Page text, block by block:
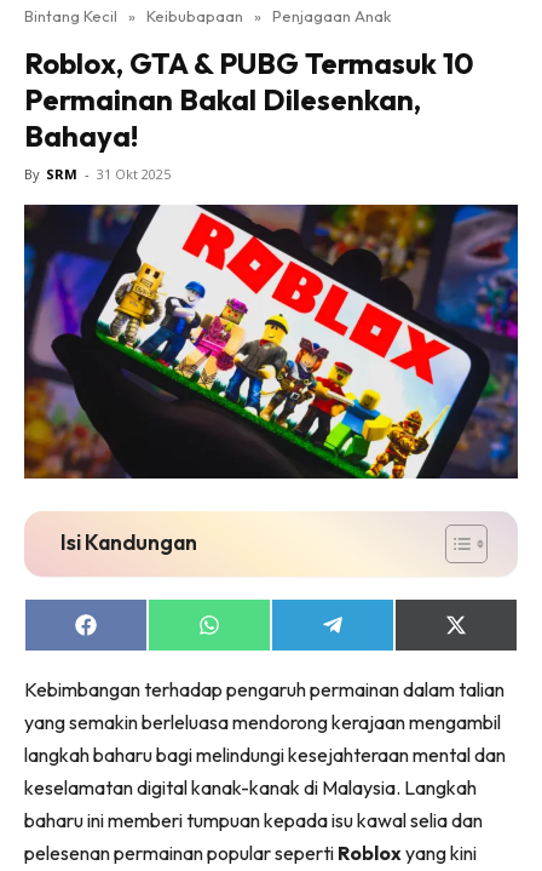
Bintang Kecil » Keibubapaan » Penjagaan Anak
Roblox, GTA & PUBG Termasuk 10
Permainan Bakal Dilesenkan,
Bahaya!
By SRM - 31 Okt 2025
Isi Kandungan
Share
on
Share
on
Share
on
Share
on
(Twitter)
Kebimbangan terhadap pengaruh permainan dalam talian
yang semakin berleluasa mendorong kerajaan mengambil
langkah baharu bagi melindungi kesejahteraan mental dan
keselamatan digital kanak-kanak di Malaysia. Langkah
baharu ini memberi tumpuan kepada isu kawal selia dan
pelesenan permainan popular seperti Roblox yang kini